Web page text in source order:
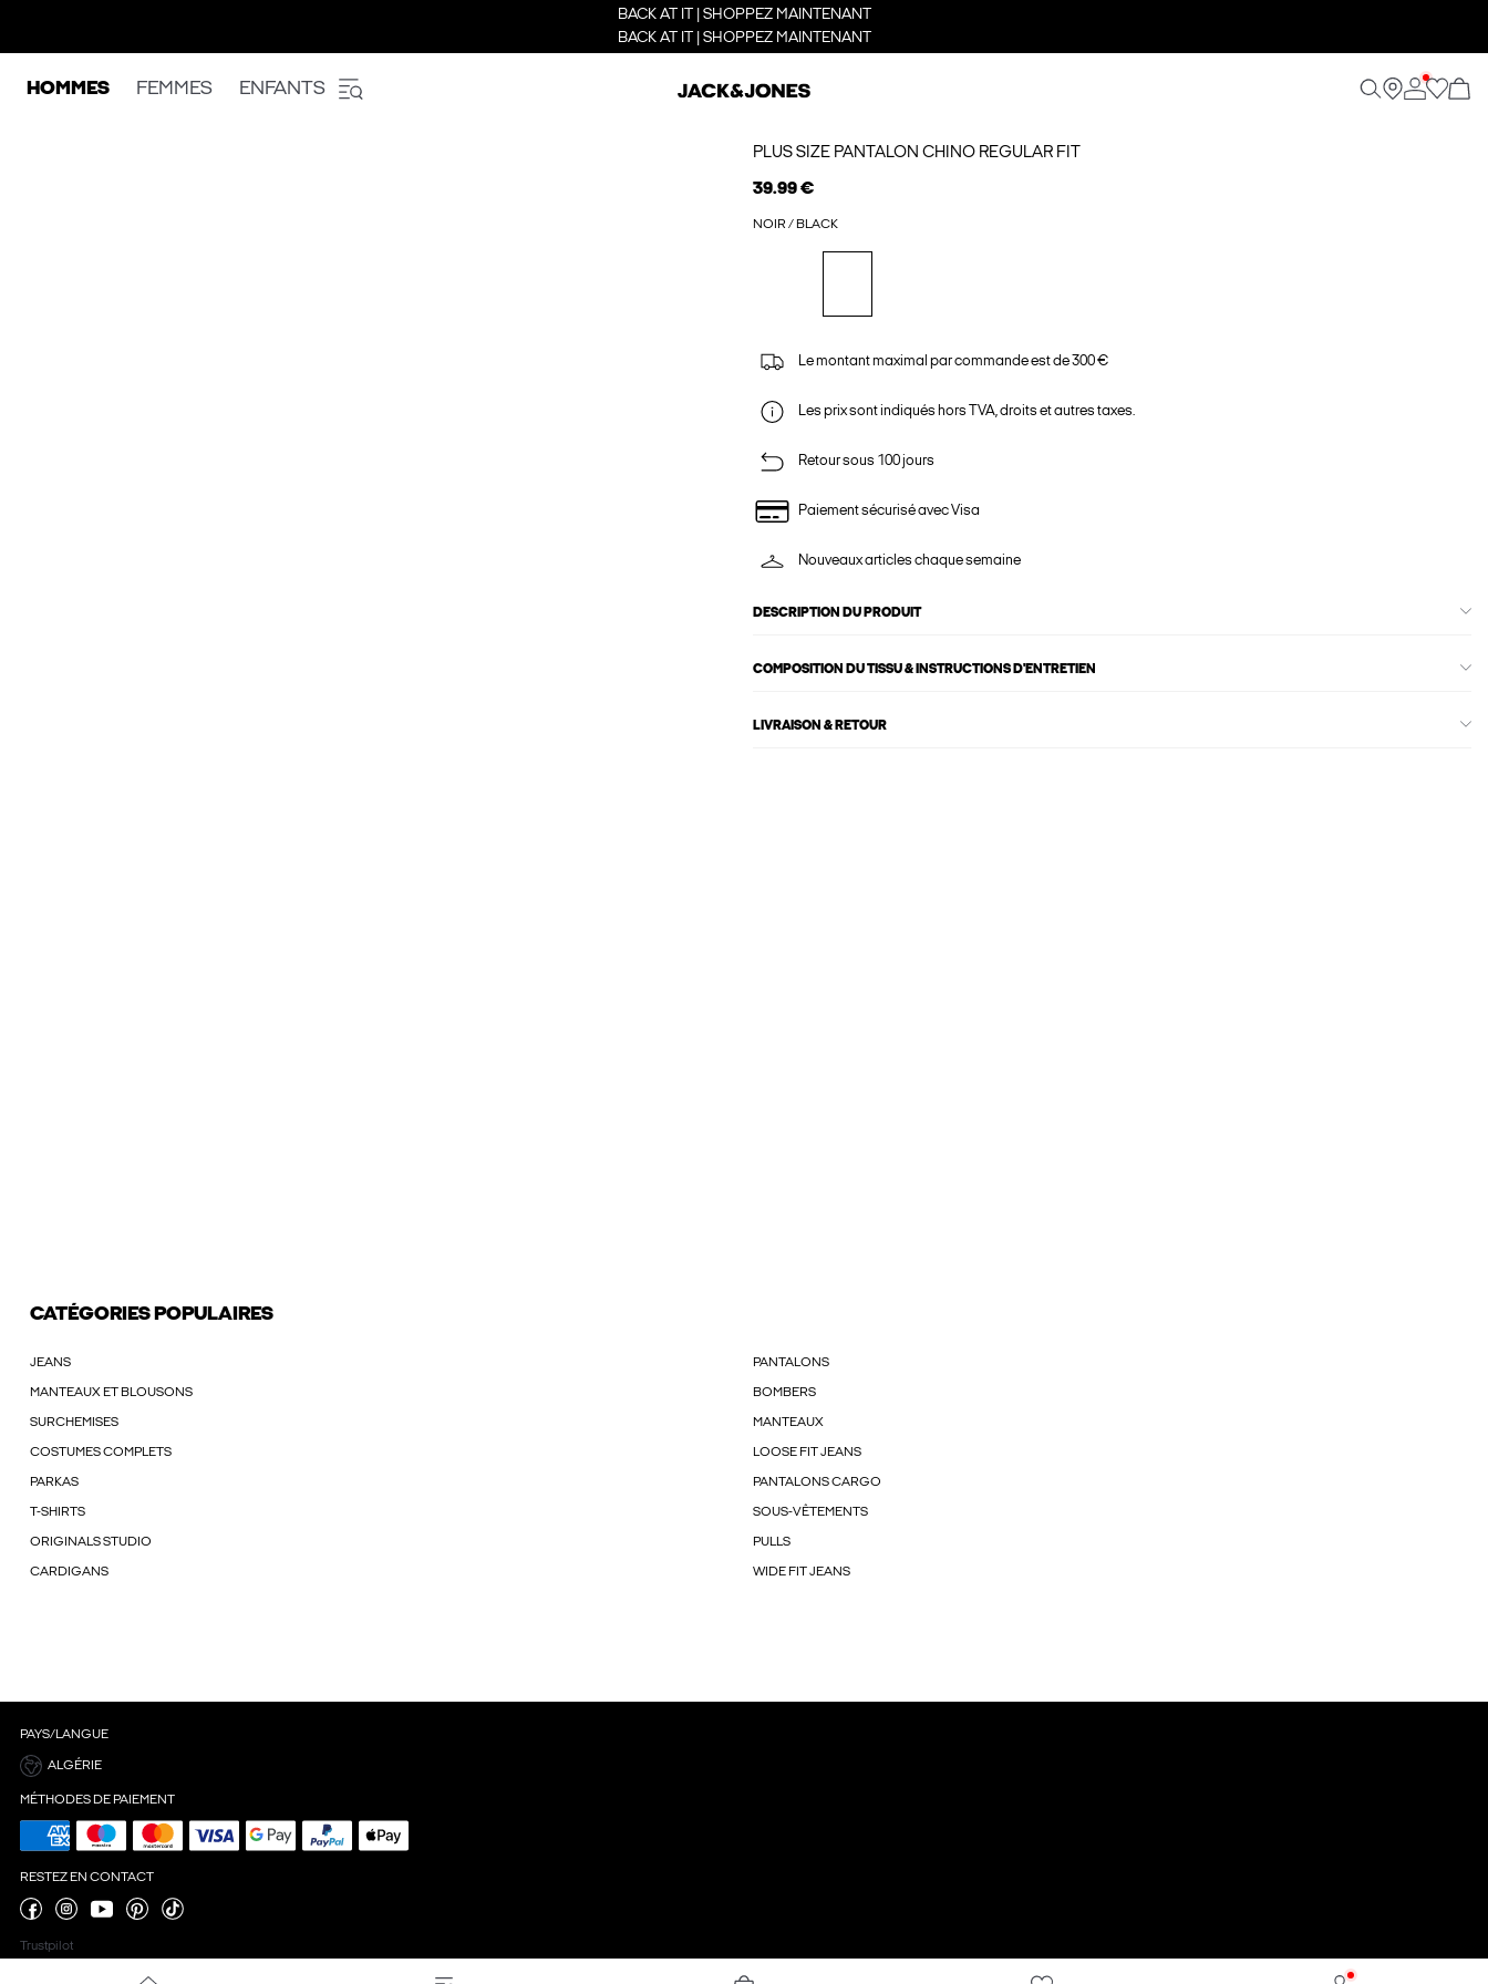
BACK AT IT | SHOPPEZ MAINTENANT
BACK AT IT | SHOPPEZ MAINTENANT
HOMMES FEMMES ENFANTS
PLUS SIZE PANTALON CHINO REGULAR FIT
39.99 €
NOIR / BLACK
Le montant maximal par commande est de 300 €
Les prix sont indiqués hors TVA, droits et autres taxes.
Retour sous 100 jours
Paiement sécurisé avec Visa
Nouveaux articles chaque semaine
DESCRIPTION DU PRODUIT
COMPOSITION DU TISSU & INSTRUCTIONS D'ENTRETIEN
LIVRAISON & RETOUR
CATÉGORIES POPULAIRES
JEANS PANTALONS
MANTEAUX ET BLOUSONS BOMBERS
SURCHEMISES MANTEAUX
COSTUMES COMPLETS LOOSE FIT JEANS
PARKAS PANTALONS CARGO
T-SHIRTS SOUS-VÊTEMENTS
ORIGINALS STUDIO PULLS
CARDIGANS WIDE FIT JEANS
PAYS/LANGUE
ALGÉRIE
MÉTHODES DE PAIEMENT
RESTEZ EN CONTACT
Trustpilot